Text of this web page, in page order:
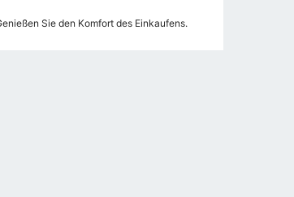
Sie den Komfort des Einkaufens.